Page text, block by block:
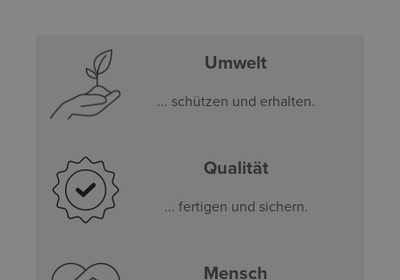
Umwelt
... schützen und erhalten.
Qualität
... fertigen und sichern.
Mensch